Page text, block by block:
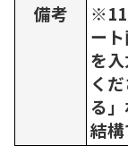
備考
※11
ー
を
く
る
結構